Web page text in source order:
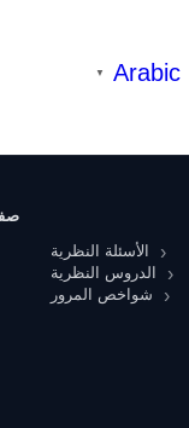
Arabic
▼
الأسئلة النظرية
الدروس النظرية
شواخص المرور